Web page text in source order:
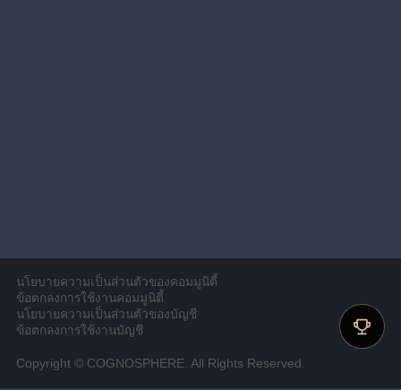
นโยบายความเป็นส่วนตัวของคอมมูนิตี้
ข้อตกลงการใช้งานคอมมูนิตี้
นโยบายความเป็นส่วนตัวของบัญชี
ข้อตกลงการใช้งานบัญชี
Copyright © COGNOSPHERE. All Rights Reserved.